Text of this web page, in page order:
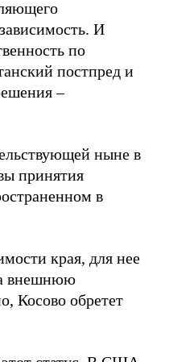
И
по
постпред и
–
ныне в
принятия
в
края, для нее
внешнюю
Косово обретет